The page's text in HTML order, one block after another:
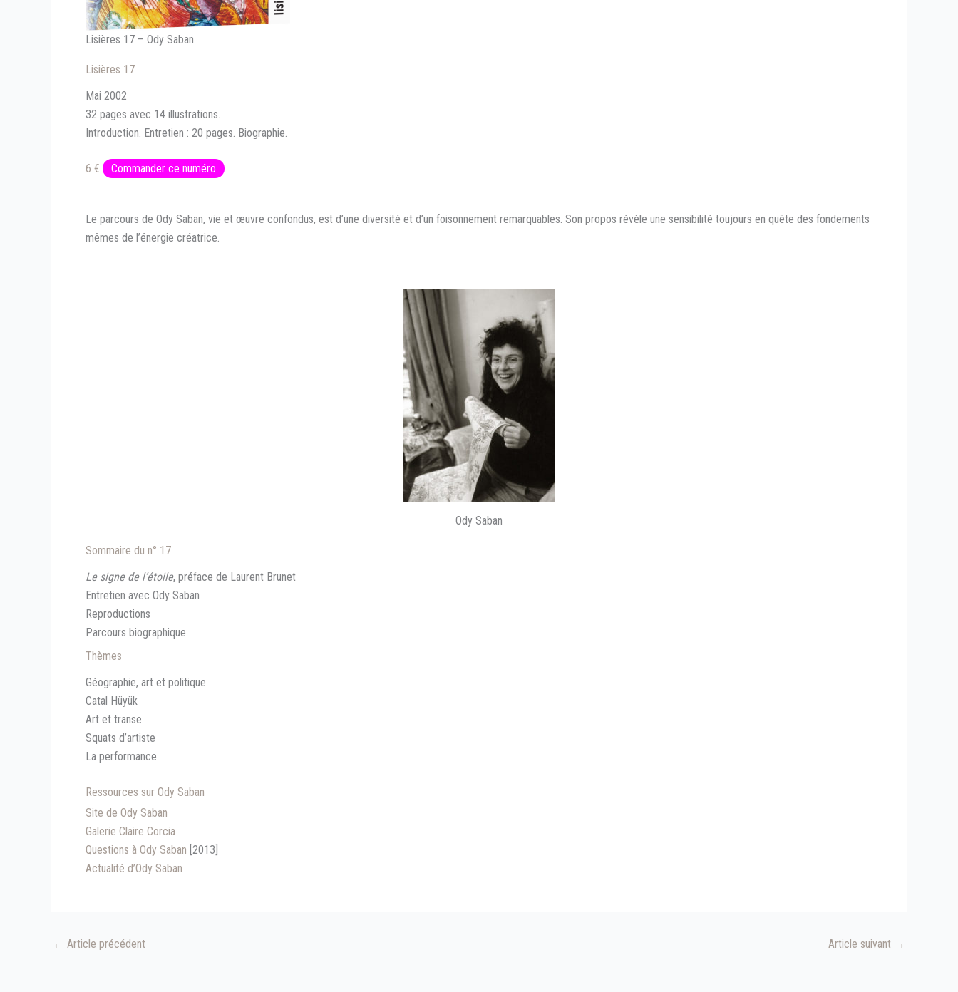
Lisières 17 – Ody Saban
Lisières 17
Mai 2002
32 pages avec 14 illustrations.
Introduction. Entretien : 20 pages. Biographie.
6 € Commander ce numéro
Le parcours de Ody Saban, vie et œuvre confondus, est d’une diversité et d’un foisonnement remarquables. Son propos révèle une sensibilité toujours en quête des fondements
mêmes de l’énergie créatrice.
Ody Saban
Sommaire du n° 17
Le signe de l’étoile, préface de Laurent Brunet
Entretien avec Ody Saban
Reproductions
Parcours biographique
Thèmes
Géographie, art et politique
Catal Hüyük
Art et transe
Squats d’artiste
La performance
Ressources sur Ody Saban
Site de Ody Saban
Galerie Claire Corcia
Questions à Ody Saban [2013]
Actualité d’Ody Saban
← Article précédent Article suivant →